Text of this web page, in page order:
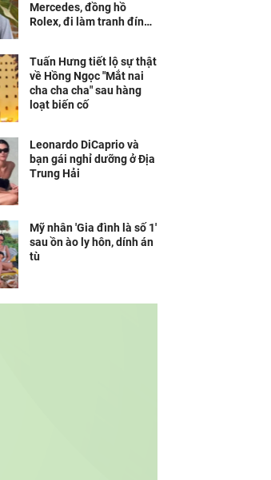
Mercedes, đồng hồ
Rolex, đi làm tranh đính
Tuấn Hưng tiết lộ sự thật
về Hồng Ngọc "Mắt nai
cha cha cha" sau hàng
loạt biến cố
Leonardo DiCaprio và
bạn gái nghỉ dưỡng ở Địa
Trung Hải
Mỹ nhân 'Gia đình là số 1'
sau ồn ào ly hôn, dính án
tù